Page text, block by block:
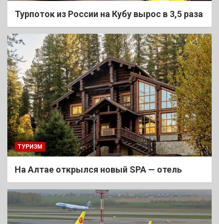
Турпоток из России на Кубу вырос в 3,5 раза
ТУРИЗМ
На Алтае открылся новый SPA — отель